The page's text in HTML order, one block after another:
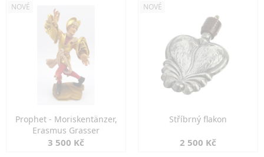
NOVÉ
Prophet - Moriskentänzer,
Erasmus Grasser
3 500 Kč
NOVÉ
Stříbrný flakon
2 500 Kč